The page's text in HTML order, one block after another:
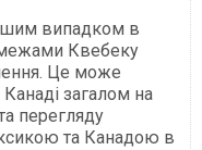
випадком в
межами Квебеку
Це може
загалом на
перегляду
та Канадою в